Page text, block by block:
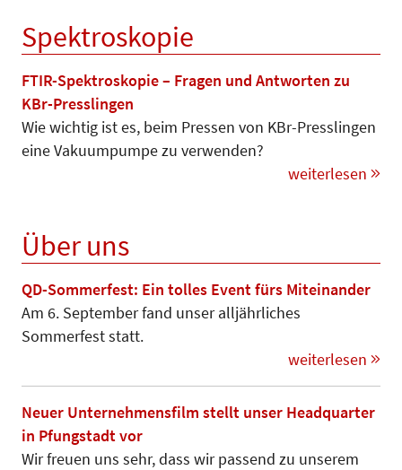
Spektroskopie
FTIR-Spektroskopie – Fragen und Antworten zu
KBr-Presslingen
Wie wichtig ist es, beim Pressen von KBr-Presslingen
eine Vakuumpumpe zu verwenden?
weiterlesen
Über uns
QD-Sommerfest: Ein tolles Event fürs Miteinander
Am 6. September fand unser alljährliches
Sommerfest statt.
weiterlesen
Neuer Unternehmensfilm stellt unser Headquarter
in Pfungstadt vor
Wir freuen uns sehr, dass wir passend zu unserem